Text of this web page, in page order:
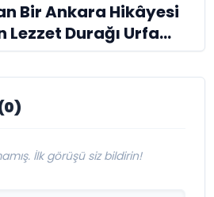
Bir Ankara Hikâyesi
Lezzet Durağı Urfa
İlk görüşü siz bildirin!